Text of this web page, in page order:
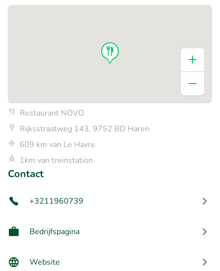
Restaurant NOVO
Rijksstraatweg 143, 9752 BD Haren
609 km van Le Havre
1km van treinstation
Contact
+3211960739
Bedrijfspagina
Website